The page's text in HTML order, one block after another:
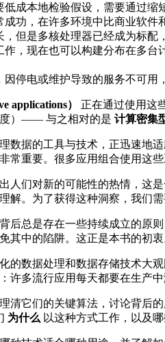
成本地检验假设，需要通过缩
功，在许多环境中比商业软件
但是多核处理器已经成为标配
作，现在也可以构建分布在多
停电或维护导致的服务不可用
applications） 正在通过使用这
度）—— 与之相对的是 计算密集
数据的工具与技术，正迅速地
常重要。很多应用组合使用这些
人们对新的可能性的热情，这
解。为了获得这种洞察，我们需
后总是存在一些持续成立的原
其中的陷阱。这正是本书的初衷
的数据处理和数据存储技术大
许多流行应用每天都要在生产
清它们的关键算法，讨论背后
为什么 以这种方式工作，以及